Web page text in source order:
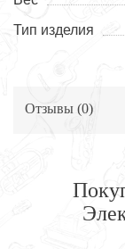
Тип изделия
Отзывы (0)